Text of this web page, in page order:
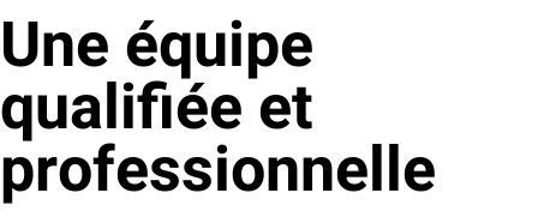
Une équipe
qualifiée et
professionnelle